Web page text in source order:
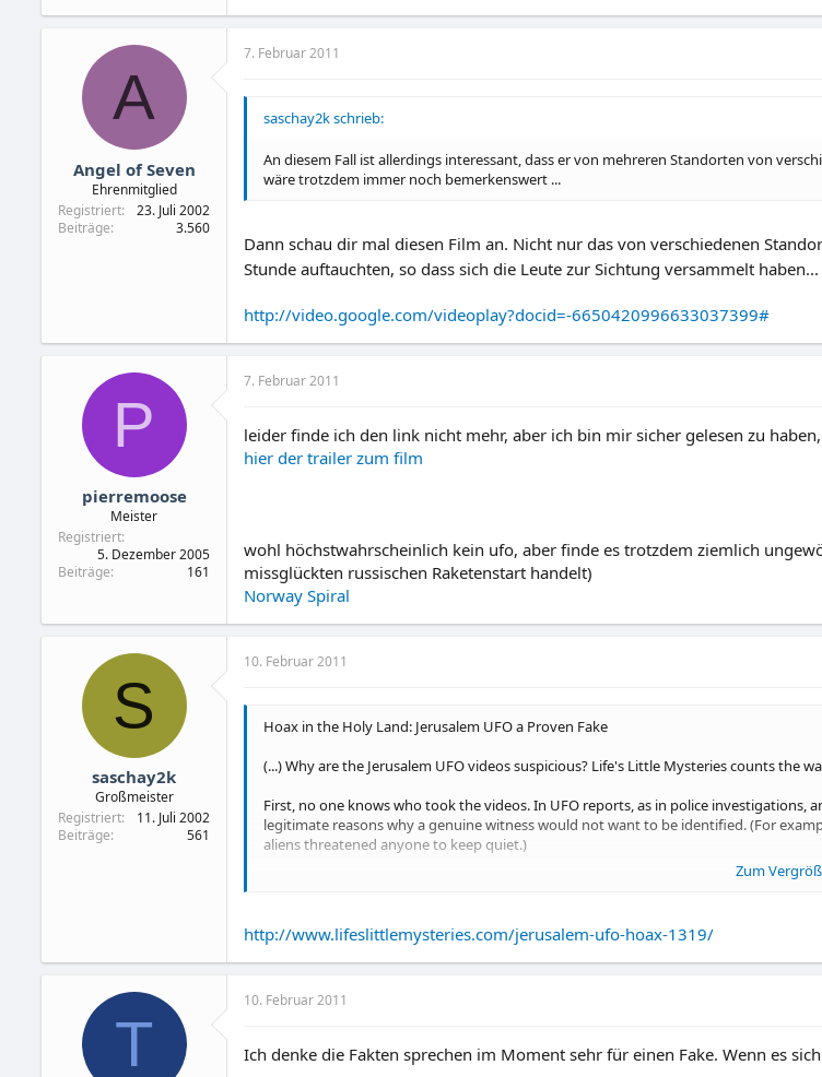
A
Angel of Seven
Ehrenmitglied
Registriert
23. Juli 2002
Beiträge
3.560
7. Februar 2011
saschay2k schrieb:
An diesem Fall ist allerdings interessant, dass er von mehreren Standorten von
wäre trotzdem immer noch bemerkenswert ...
Dann schau dir mal diesen Film an. Nicht nur das von verschiedenen
Stunde auftauchten, so dass sich die Leute zur Sichtung versammelt haben...
http://video.google.com/videoplay?docid=-6650420996633037399#
P
pierremoose
Meister
Registriert
5. Dezember 2005
Beiträge
161
7. Februar 2011
leider finde ich den link nicht mehr, aber ich bin mir sicher gelesen zu
hier der trailer zum film
wohl höchstwahrscheinlich kein ufo, aber finde es trotzdem ziemlich
missglückten russischen Raketenstart handelt)
Norway Spiral
S
saschay2k
Großmeister
Registriert
11. Juli 2002
Beiträge
561
10. Februar 2011
Hoax in the Holy Land: Jerusalem UFO a Proven Fake
(...) Why are the Jerusalem UFO videos suspicious? Life's Little Mysteries counts the
First, no one knows who took the videos. In UFO reports, as in police
legitimate reasons why a genuine witness would not want to be identified. (For
aliens threatened anyone to keep quiet.)
If you were one of the first people in the world to capture some of the most
come forward in the past 10 days to sell their story to a newspaper or tabloid.
famous and important religious sites in the world, and there are well over a million
Zum
http://www.lifeslittlemysteries.com/jerusalem-ufo-hoax-1319/
T
10. Februar 2011
Ich denke die Fakten sprechen im Moment sehr für einen Fake. Wenn es